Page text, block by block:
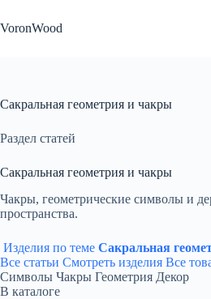
к
сути
VoronWood
Сакральная геометрия и чакры
Раздел статей
Сакральная геометрия и чакры
Чакры, геометрические символы и
пространства.
Изделия по теме Сакральная
Все статьи Смотреть изделия Все
Символы Чакры Геометрия Декор
В каталоге